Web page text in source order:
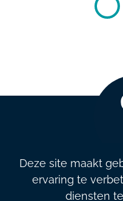
Deze site maakt
ervaring te
diensten